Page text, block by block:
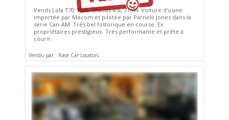
Vends Lola T70 1966. Châssis #SL 71/44. Voiture d'usine
importée par Mecom et pilotée par Parnelli Jones dans la
série Can-AM. Très bel historique en course. Ex
propriétaires prestigieux. Très performante et prête à
courir.
Vendu par : Race Car Locators